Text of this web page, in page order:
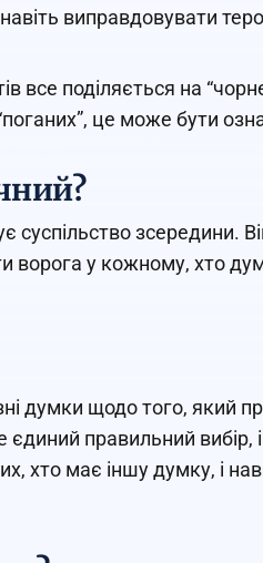
виправдовувати
все поділяється на
це може бути
зсередини.
у кожному, хто
думки щодо того,
правильний вибір,
хто має іншу думку, і